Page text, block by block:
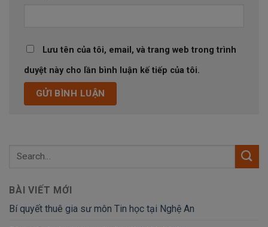
Lưu tên của tôi, email, và trang web trong trình
duyệt này cho lần bình luận kế tiếp của tôi.
BÀI VIẾT MỚI
Bí quyết thuê gia sư môn Tin học tại Nghệ An